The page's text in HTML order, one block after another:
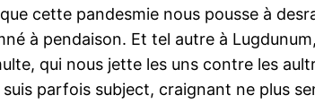
cette pandesmie nous pousse à
à pendaison. Et tel autre à
qui nous jette les uns contre les
parfois subject, craignant ne plus